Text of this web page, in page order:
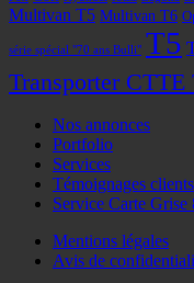
Multivan T5 Multivan T6
série spécial "70 ans Bulli" T5
Transporter CTTE
Nos annonces
Portfolio
Services
Témoignages clients
Service Carte Grise
Mentions légales
Avis de